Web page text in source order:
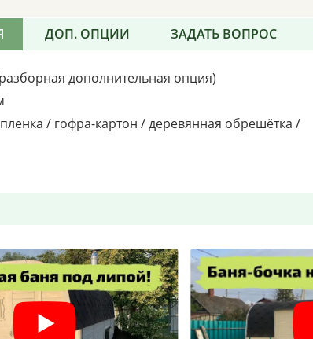
ДОП. ОПЦИИ ЗАДАТЬ ВОПРОС
дополнительная опция)
/ гофра-картон / деревянная обрешётка /